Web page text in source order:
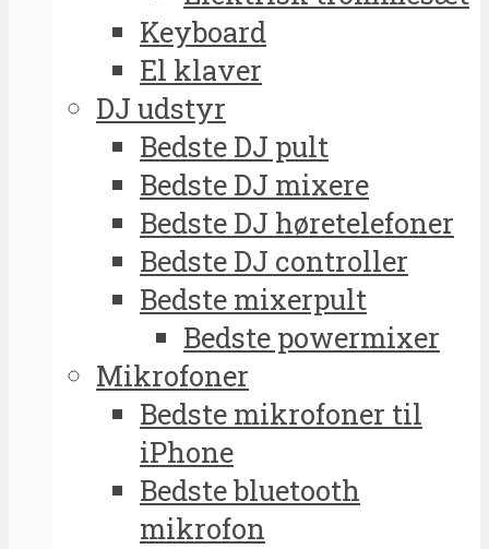
Keyboard
El klaver
DJ udstyr
Bedste DJ pult
Bedste DJ mixere
Bedste DJ høretelefoner
Bedste DJ controller
Bedste mixerpult
Bedste powermixer
Mikrofoner
Bedste mikrofoner til
iPhone
Bedste bluetooth
mikrofon